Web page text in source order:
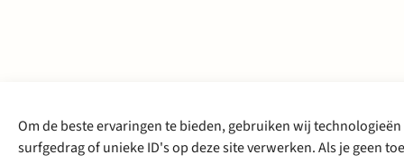
Om de beste ervaringen te bieden, gebruiken wij
surfgedrag of unieke ID's op deze site verwerken. Als je geen